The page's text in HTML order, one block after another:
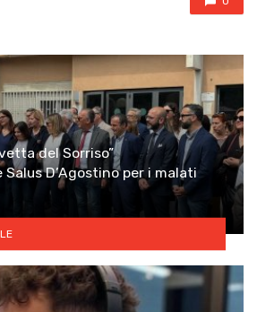
del Sorriso”
Salus D’Agostino per i malati